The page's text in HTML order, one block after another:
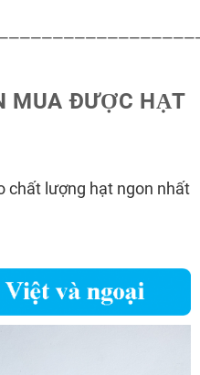
MUA ĐƯỢC HẠT
chất lượng hạt ngon nhất